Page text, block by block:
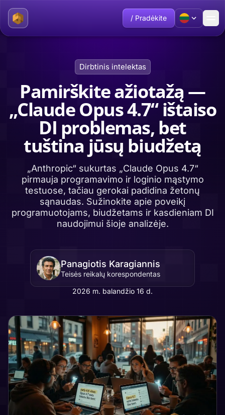
/ Pradėkite
Dirbtinis intelektas
Pamirškite ažiotažą —
„Claude Opus 4.7“ ištaiso
DI problemas, bet
tuština jūsų biudžetą
„Anthropic“ sukurtas „Claude Opus 4.7“
pirmauja programavimo ir loginio mąstymo
testuose, tačiau gerokai padidina žetonų
sąnaudas. Sužinokite apie poveikį
programuotojams, biudžetams ir kasdieniam DI
naudojimui šioje analizėje.
Panagiotis Karagiannis
Teisės reikalų korespondentas
2026 m. balandžio 16 d.